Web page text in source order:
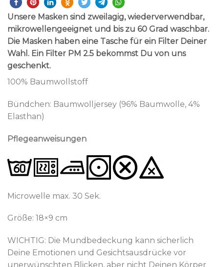
Unsere Masken sind zweilagig, wiederverwendbar,
mikrowellengeeignet und bis zu 60 Grad waschbar.
Die Masken haben eine Tasche für ein Filter Deiner
Wahl. Ein Filter PM 2.5 bekommst Du von uns
geschenkt.
100% Baumwollstoff
Bündchen: Baumwolljersey (96% Baumwolle, 4%
Elasthan)
Pflegeanweisungen
Microwelle max. 30 Sek.
Größe: 18×9 cm
WICHTIG: Die Mundbedeckung kann sicherlich
Deine Emotionen und Gesichtsausdrücke vor
unerwünschten Blicken, aber nicht Deinen Körper